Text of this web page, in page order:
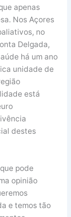
apenas
Nos Açores
no
Delgada,
há um ano
unidade de
está
destes
pode
opinião
e temos tão